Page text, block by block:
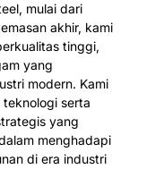
mulai dari
akhir, kami
tinggi,
yang
modern. Kami
serta
yang
menghadapi
di era industri